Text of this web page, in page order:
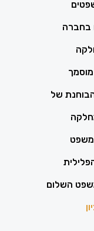
בחברה
מוסמך
הבוחנת של
המשפט
הפלילית
משפט השלום